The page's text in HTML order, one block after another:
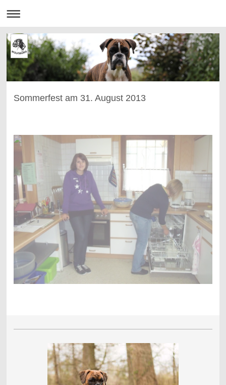
Sommerfest am 31. August 2013